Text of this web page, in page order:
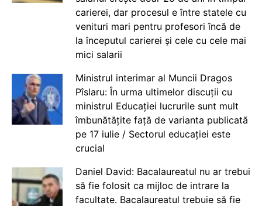
carierei, dar procesul e între statele cu
venituri mari pentru profesori încă de
la începutul carierei și cele cu cele mai
mici salarii
Ministrul interimar al Muncii Dragos
Pîslaru: În urma ultimelor discuții cu
ministrul Educației lucrurile sunt mult
îmbunătățite față de varianta publicată
pe 17 iulie / Sectorul educației este
crucial
Daniel David: Bacalaureatul nu ar trebui
să fie folosit ca mijloc de intrare la
facultate. Bacalaureatul trebuie să fie